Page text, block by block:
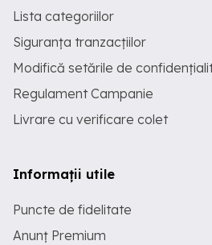
Lista categoriilor
Siguranța tranzacțiilor
Modifică setările de
Regulament Campanie
Livrare cu verificare colet
Informații utile
Puncte de fidelitate
Anunț Premium